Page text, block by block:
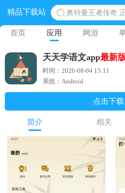
精品下载站
奥特曼王者传奇
地铁跑酷体验服
黎明觉醒生机腾
蛋仔派对下载 蛋
首页 应用 网游
天天学语文app最新
时间：2026-08-04 15:11
系统：Android
点击下载
简介 相关